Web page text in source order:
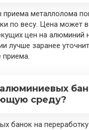
приема металлолома
по весу. Цена может
цен на алюминий
лучше заранее
приема.
среду?
банок на